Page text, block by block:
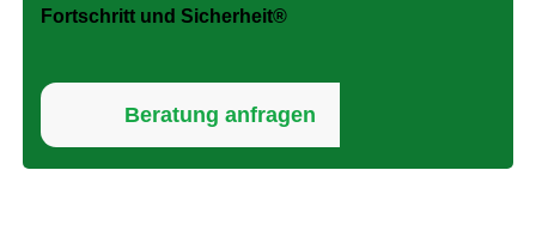
Fortschritt und Sicherheit®
Beratung anfragen